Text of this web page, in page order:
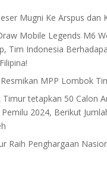
Mugni Ke Arspus dan
Mobile Legends M6
Tim Indonesia
MPP Lombok
Timur tetapkan 50 Calon
2024, Berikut
Raih Penghargaan